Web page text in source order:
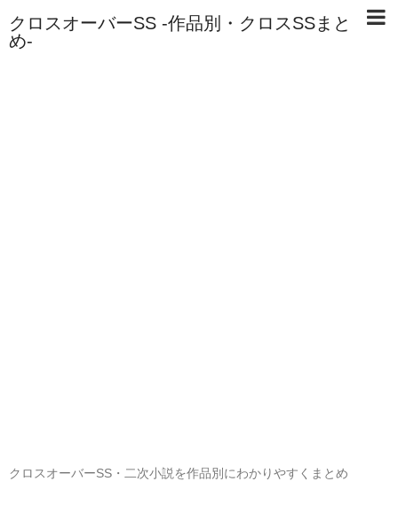
クロスオーバーSS -作品別・クロスSSまと
め-
クロスオーバーSS・二次小説を作品別にわかりやすくまとめ